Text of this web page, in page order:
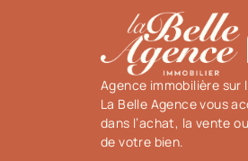
Agence immobilière sur
La Belle Agence vous
dans l’achat, la vente
de votre bien.